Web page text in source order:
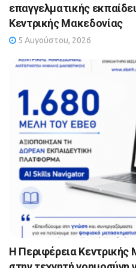
επαγγελματικής
Κεντρικής Μακεδονίας
5 Αυγούστου, 2026
Η Περιφέρεια Κεντρικής